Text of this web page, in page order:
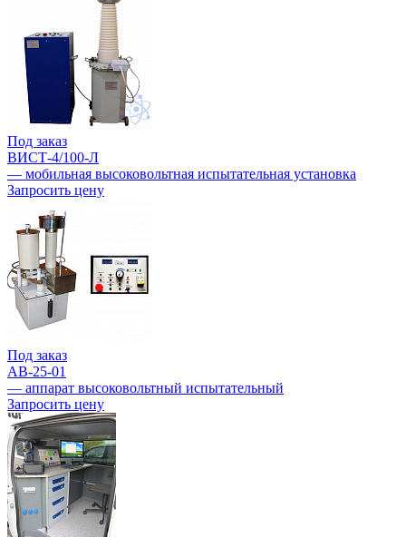
Под заказ
ВИСТ-4/100-Л
— мобильная высоковольтная испытательная установка
Запросить цену
Под заказ
АВ-25-01
— аппарат высоковольтный испытательный
Запросить цену